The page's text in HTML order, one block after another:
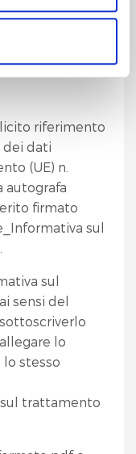
il pulsante
i soli cookie
riferimento
dei dati
(UE) n.
autografa
firmato
sul
sul
sensi del
lo
stesso
trattamento